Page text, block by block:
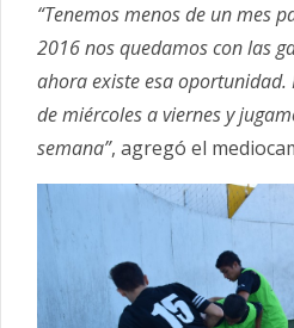
“Tenemos menos de un mes
2016 nos quedamos con las
ahora existe esa
de miércoles a viernes y
semana”, agregó el